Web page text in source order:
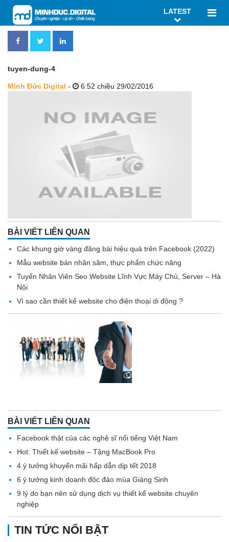
LATEST
tuyen-dung-4
Minh Đức Digital - 6:52 chiều 29/02/2016
BÀI VIẾT LIÊN QUAN
Các khung giờ vàng đăng bài hiệu quả trên Facebook (2022)
Mẫu website bán nhân sâm, thực phẩm chức năng
Tuyển Nhân Viên Seo Website Lĩnh Vực Máy Chủ, Server – Hà
Nội
Vì sao cần thiết kế website cho điện thoại di động ?
BÀI VIẾT LIÊN QUAN
Facebook thật của các nghệ sĩ nổi tiếng Việt Nam
Hot: Thiết kế website – Tặng MacBook Pro
4 ý tưởng khuyến mãi hấp dẫn dịp tết 2018
6 ý tưởng kinh doanh độc đáo mùa Giáng Sinh
9 lý do bạn nên sử dụng dịch vụ thiết kế website chuyên
nghiệp
TIN TỨC NỔI BẬT